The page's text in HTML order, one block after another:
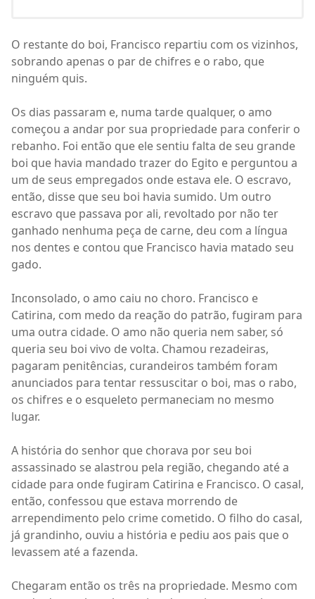
O restante do boi, Francisco repartiu com os vizinhos,
sobrando apenas o par de chifres e o rabo, que
ninguém quis.
Os dias passaram e, numa tarde qualquer, o amo
começou a andar por sua propriedade para conferir o
rebanho. Foi então que ele sentiu falta de seu grande
boi que havia mandado trazer do Egito e perguntou a
um de seus empregados onde estava ele. O escravo,
então, disse que seu boi havia sumido. Um outro
escravo que passava por ali, revoltado por não ter
ganhado nenhuma peça de carne, deu com a língua
nos dentes e contou que Francisco havia matado seu
gado.
Inconsolado, o amo caiu no choro. Francisco e
Catirina, com medo da reação do patrão, fugiram para
uma outra cidade. O amo não queria nem saber, só
queria seu boi vivo de volta. Chamou rezadeiras,
pagaram penitências, curandeiros também foram
anunciados para tentar ressuscitar o boi, mas o rabo,
os chifres e o esqueleto permaneciam no mesmo
lugar.
A história do senhor que chorava por seu boi
assassinado se alastrou pela região, chegando até a
cidade para onde fugiram Catirina e Francisco. O casal,
então, confessou que estava morrendo de
arrependimento pelo crime cometido. O filho do casal,
já grandinho, ouviu a história e pediu aos pais que o
levassem até a fazenda.
Chegaram então os três na propriedade. Mesmo com